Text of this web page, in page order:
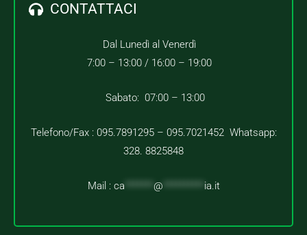
CONTATTACI
Dal Lunedì al Venerdì
7:00 – 13:00 / 16:00 – 19:00
Sabato: 07:00 – 13:00
Telefono/Fax : 095.7891295 – 095.7021452 Whatsapp:
328. 8825848
Mail : ca @ ia.it